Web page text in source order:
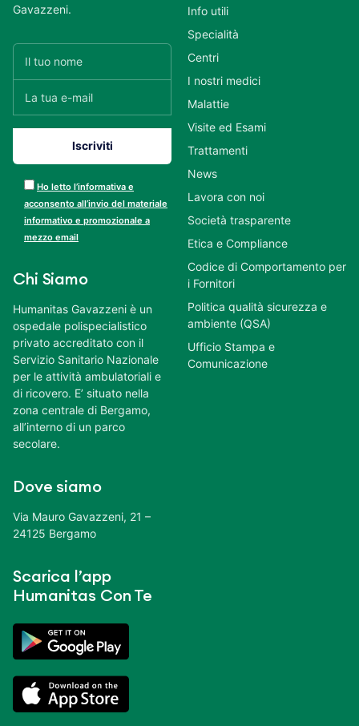
Gavazzeni.
Ho letto l’informativa e
acconsento all’invio del materiale
informativo e promozionale a
mezzo email
Chi Siamo
Humanitas Gavazzeni è un
ospedale polispecialistico
privato accreditato con il
Servizio Sanitario Nazionale
per le attività ambulatoriali e
di ricovero. E’ situato nella
zona centrale di Bergamo,
all’interno di un parco
secolare.
Dove siamo
Via Mauro Gavazzeni, 21 –
24125 Bergamo
Scarica l’app
Humanitas Con Te
Info utili
Specialità
Centri
I nostri medici
Malattie
Visite ed Esami
Trattamenti
News
Lavora con noi
Società trasparente
Etica e Compliance
Codice di Comportamento per
i Fornitori
Politica qualità sicurezza e
ambiente (QSA)
Ufficio Stampa e
Comunicazione